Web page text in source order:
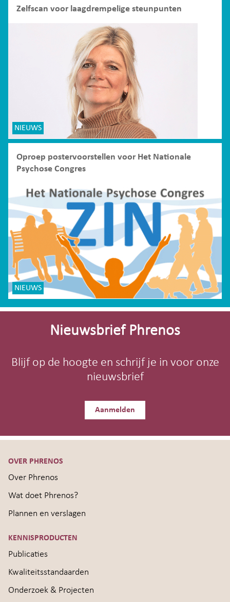
Zelfscan voor laagdrempelige steunpunten
NIEUWS
Oproep postervoorstellen voor Het Nationale
Psychose Congres
NIEUWS
Site-
Nieuwsbrief Phrenos
Blijf op de hoogte en schrijf je in voor onze
nieuwsbrief
Aanmelden
OVER PHRENOS
Over Phrenos
Wat doet Phrenos?
Plannen en verslagen
KENNISPRODUCTEN
Publicaties
Kwaliteitsstandaarden
Onderzoek & Projecten